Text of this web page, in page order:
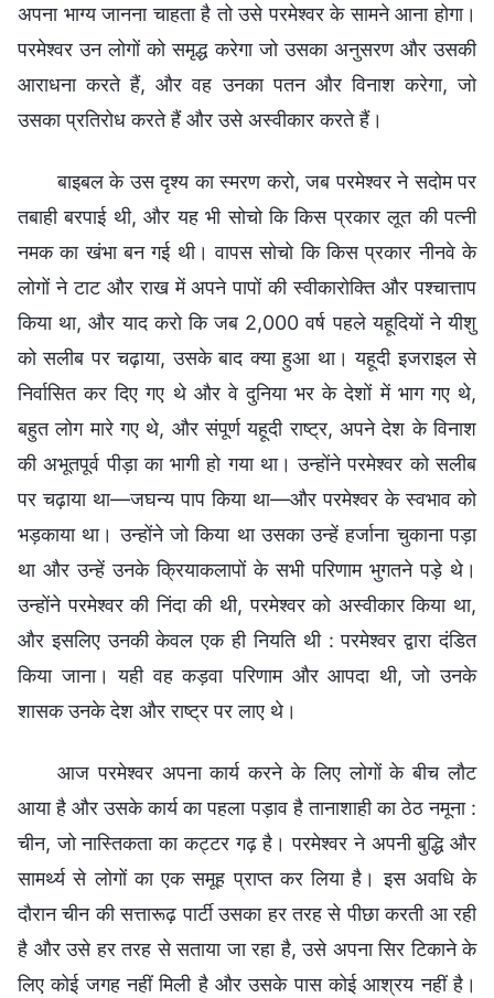
अपना भाग्य जानना चाहता है तो उसे परमेश्वर के सामने आना होगा।
परमेश्वर उन लोगों को समृद्ध करेगा जो उसका अनुसरण और उसकी
आराधना करते हैं, और वह उनका पतन और विनाश करेगा, जो
उसका प्रतिरोध करते हैं और उसे अस्वीकार करते हैं।
बाइबल के उस दृश्य का स्मरण करो, जब परमेश्वर ने सदोम पर
तबाही बरपाई थी, और यह भी सोचो कि किस प्रकार लूत की पत्नी
नमक का खंभा बन गई थी। वापस सोचो कि किस प्रकार नीनवे के
लोगों ने टाट और राख में अपने पापों की स्वीकारोक्ति और पश्चात्ताप
किया था, और याद करो कि जब 2,000 वर्ष पहले यहूदियों ने यीशु
को सलीब पर चढ़ाया, उसके बाद क्या हुआ था। यहूदी इजराइल से
निर्वासित कर दिए गए थे और वे दुनिया भर के देशों में भाग गए थे,
बहुत लोग मारे गए थे, और संपूर्ण यहूदी राष्ट्र, अपने देश के विनाश
की अभूतपूर्व पीड़ा का भागी हो गया था। उन्होंने परमेश्वर को सलीब
पर चढ़ाया था—जघन्य पाप किया था—और परमेश्वर के स्वभाव को
भड़काया था। उन्होंने जो किया था उसका उन्हें हर्जाना चुकाना पड़ा
था और उन्हें उनके क्रियाकलापों के सभी परिणाम भुगतने पड़े थे।
उन्होंने परमेश्वर की निंदा की थी, परमेश्वर को अस्वीकार किया था,
और इसलिए उनकी केवल एक ही नियति थी : परमेश्वर द्वारा दंडित
किया जाना। यही वह कड़वा परिणाम और आपदा थी, जो उनके
शासक उनके देश और राष्ट्र पर लाए थे।
आज परमेश्वर अपना कार्य करने के लिए लोगों के बीच लौट
आया है और उसके कार्य का पहला पड़ाव है तानाशाही का ठेठ नमूना :
चीन, जो नास्तिकता का कट्टर गढ़ है। परमेश्वर ने अपनी बुद्धि और
सामर्थ्य से लोगों का एक समूह प्राप्त कर लिया है। इस अवधि के
दौरान चीन की सत्तारूढ़ पार्टी उसका हर तरह से पीछा करती आ रही
है और उसे हर तरह से सताया जा रहा है, उसे अपना सिर टिकाने के
लिए कोई जगह नहीं मिली है और उसके पास कोई आश्रय नहीं है।